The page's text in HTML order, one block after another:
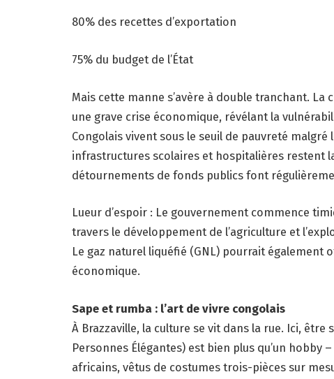
80% des recettes d’exportation
75% du budget de l’État
Mais cette manne s’avère à double tranchant. La
une grave crise économique, révélant la
Congolais vivent sous le seuil de pauvreté
infrastructures scolaires et hospitalières restent
détournements de fonds publics font
Lueur d’espoir : Le gouvernement commence
travers le développement de l’agriculture et
Le gaz naturel liquéfié (GNL) pourrait
économique.
Sape et rumba : l’art de vivre congolais
À Brazzaville, la culture se vit dans la rue. Ici,
Personnes Élégantes) est bien plus qu’un hobby
africains, vêtus de costumes trois-pièces sur